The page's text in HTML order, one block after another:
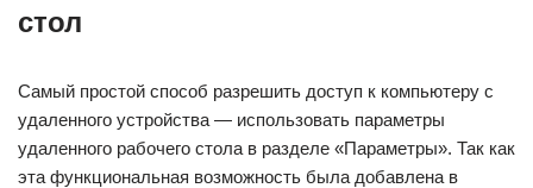
стол
Самый простой способ разрешить доступ к компьютеру с
удаленного устройства — использовать параметры
удаленного рабочего стола в разделе «Параметры». Так как
эта функциональная возможность была добавлена в